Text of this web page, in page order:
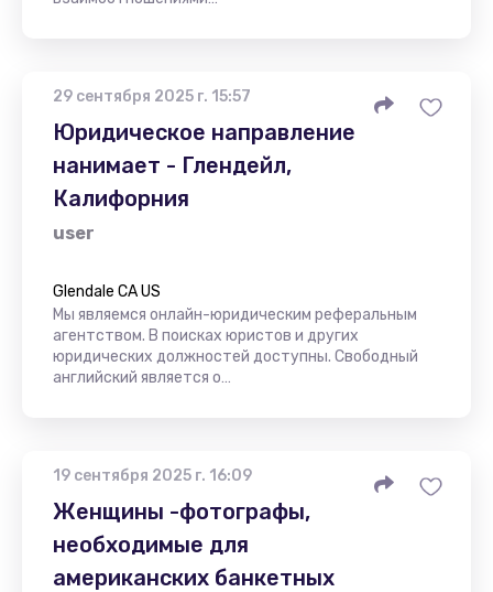
29 сентября 2025 г. 15:57
Юридическое направление
нанимает - Глендейл,
Калифорния
user
Glendale CA US
Мы являемся онлайн-юридическим реферальным
агентством. В поисках юристов и других
юридических должностей доступны. Свободный
английский является о…
19 сентября 2025 г. 16:09
Женщины -фотографы,
необходимые для
американских банкетных